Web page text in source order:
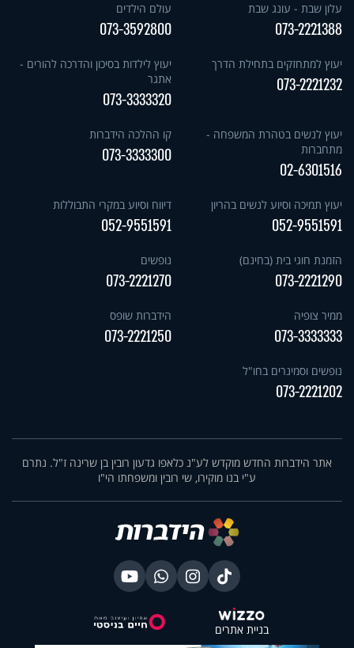
עלון שבת - עונג שבת
073-2221388
עולם הילדים
073-3592800
יעוץ למתחזקים בתחילת הדרך
073-2221232
יעוץ לילדות בסיכון והדרכה להורים -
אתגר
073-3333320
יעוץ לנשים בטהרת המשפחה -
מתחברות
02-6301516
קו ההלכה הידברות
073-3333300
יעוץ תמיכה וסיוע לנשים בהריון
052-9551591
דיווח וסיוע במקרי התבוללות
052-9551591
הזמנת חוגי בית (בחינם)
073-2221290
נופשים
073-2221270
ממיר צופיה
073-3333333
הידברות שופס
073-2221250
נופשים וסמינרים בחו"ל
073-2221202
אתר הידברות החדש מוקדש לע"נ כלאפו גדעון רובין בן שרינה ז"ל. נתרם
ע"י בנו מוקירו, שי רובין ומשפחתו הי"ו
בניית אתרים